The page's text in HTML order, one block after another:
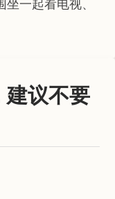
一起看电视、
建议不要